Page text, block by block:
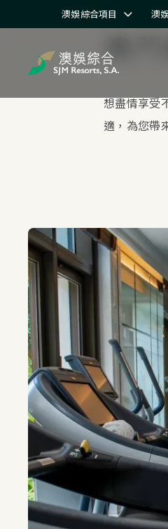
澳娛綜合項目 澳
澳門
想盡情享受
適，為您帶